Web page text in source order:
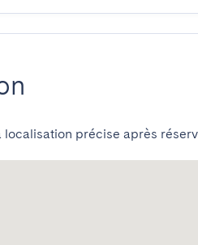
localisation précise après